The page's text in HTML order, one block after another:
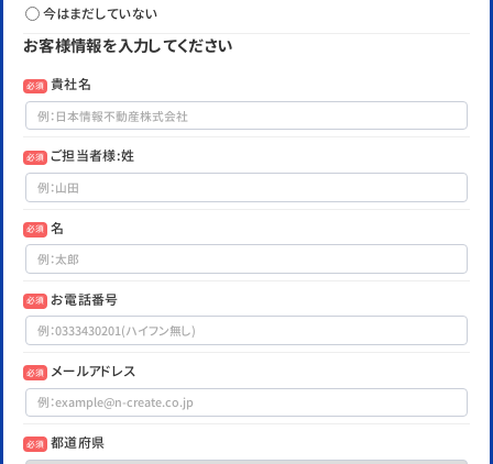
今はまだしていない
お客様情報を入力してください
必須 貴社名
必須 ご担当者様:姓
必須 名
必須 お電話番号
必須 メールアドレス
必須 都道府県